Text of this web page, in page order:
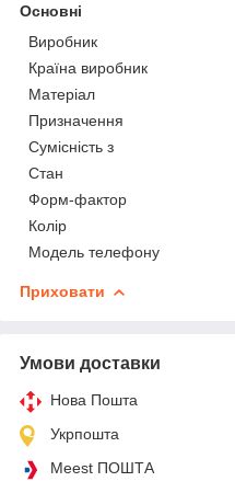
Основні
Виробник
Країна виробник
Матеріал
Призначення
Сумісність з
Стан
Форм-фактор
Колір
Модель телефону
Приховати
Умови доставки
Нова Пошта
Укрпошта
Meest ПОШТА